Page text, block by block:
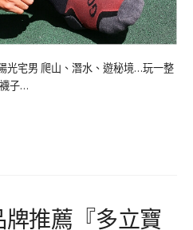
光宅男 爬山、潛水、遊秘境…玩一整
子…
推薦『多立寶